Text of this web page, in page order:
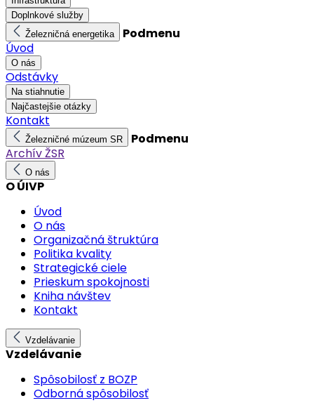
Doplnkové služby
Železničná energetika
Podmenu
Úvod
O nás
Odstávky
Na stiahnutie
Najčastejšie otázky
Kontakt
Železničné múzeum SR
Podmenu
Archív ŽSR
O nás
O ÚIVP
Úvod
O nás
Organizačná štruktúra
Politika kvality
Strategické ciele
Prieskum spokojnosti
Kniha návštev
Kontakt
Vzdelávanie
Vzdelávanie
Spôsobilosť z BOZP
Odborná spôsobilosť